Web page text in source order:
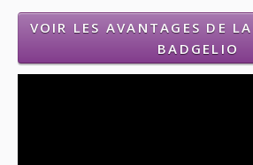
VOIR LES AVANTAGES DE
BADGELIO